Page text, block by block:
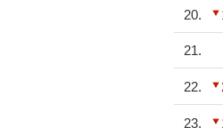
20.
21.
22.
23.